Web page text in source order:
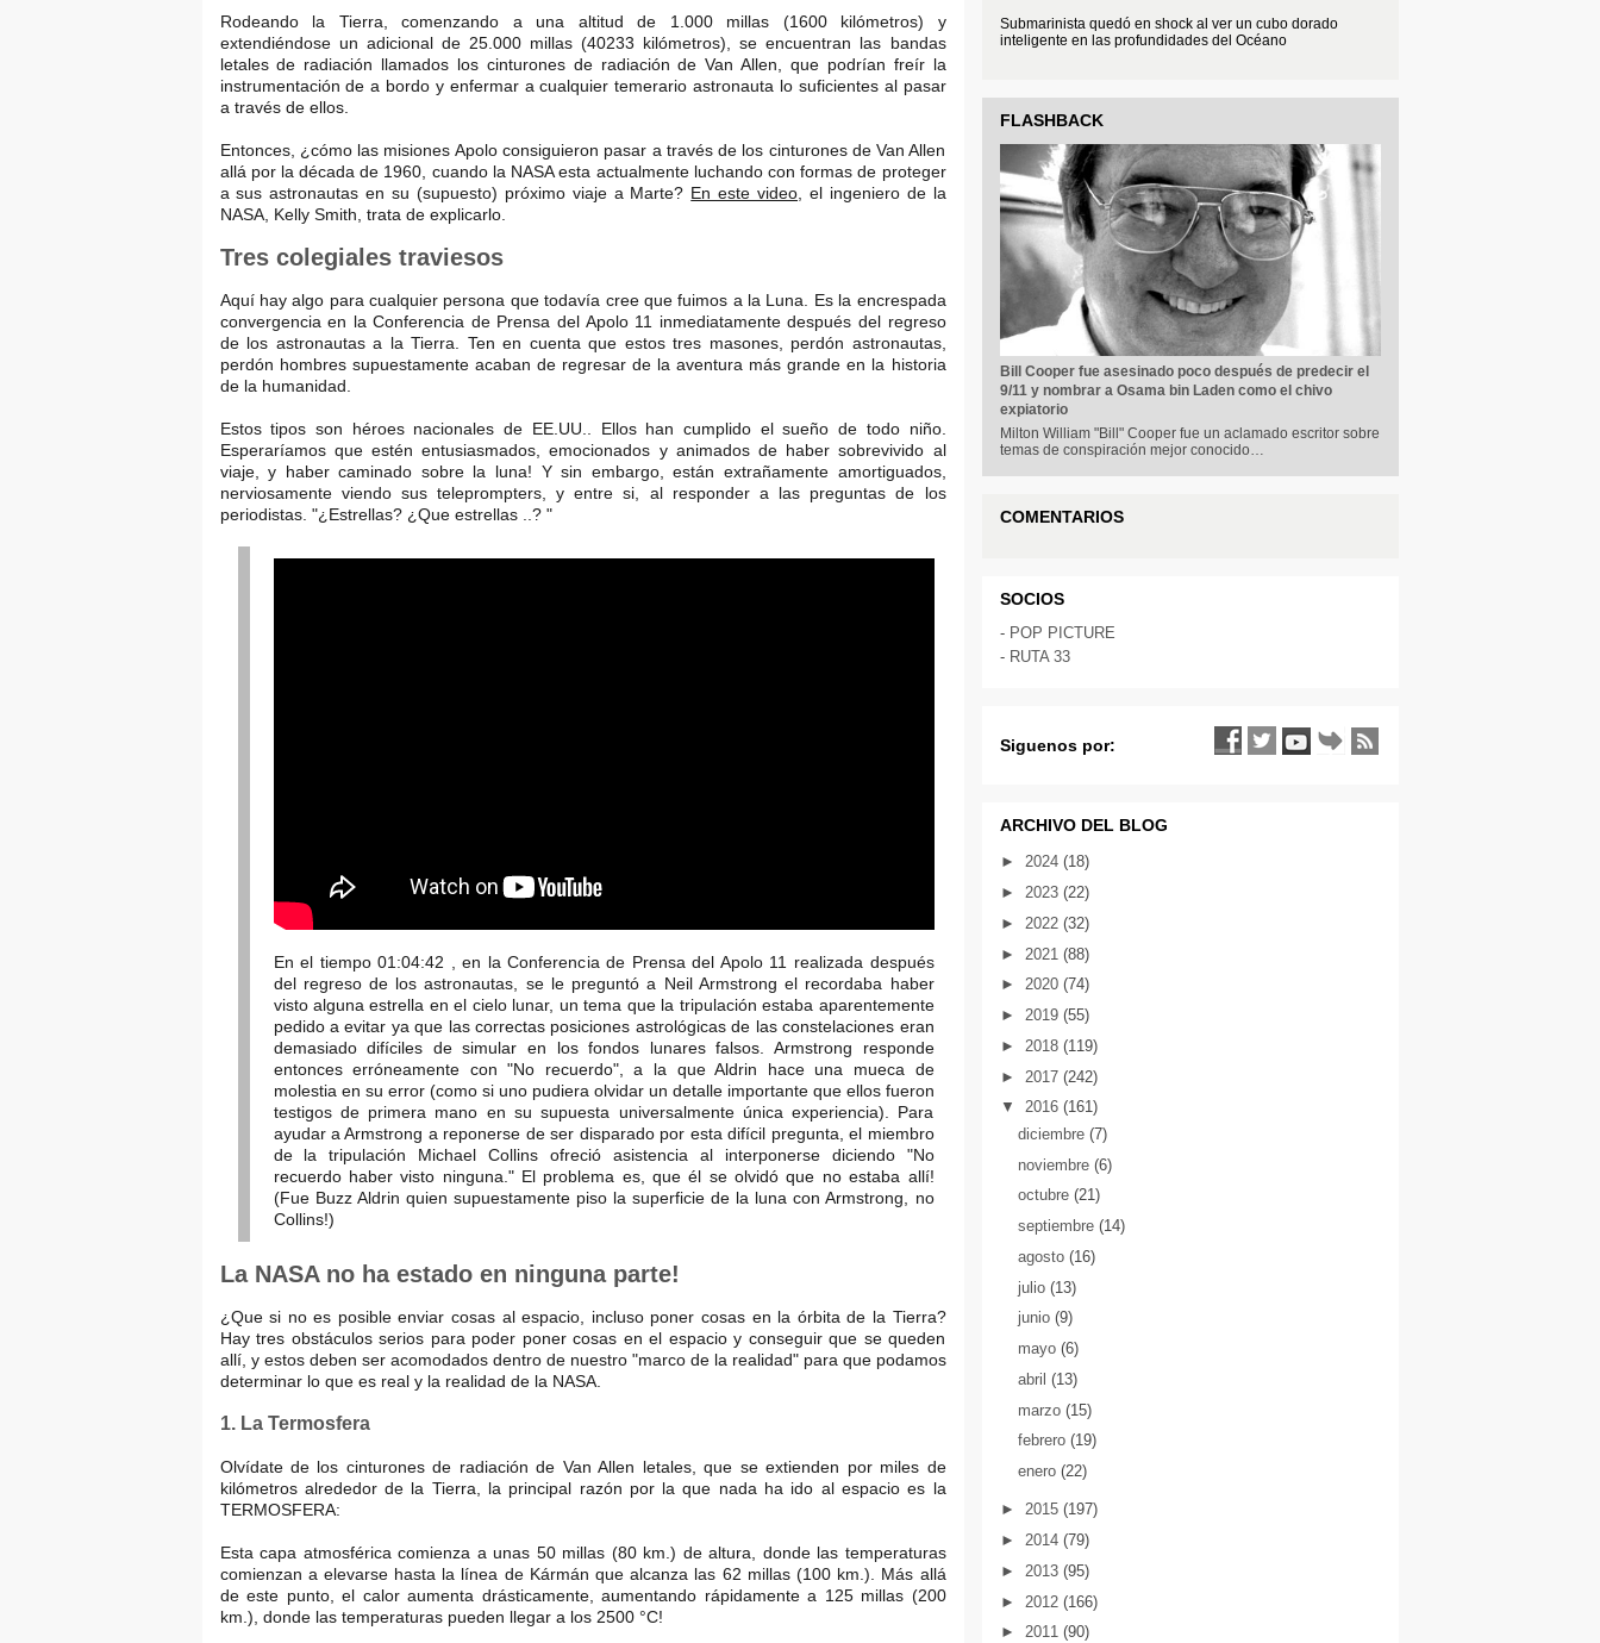
Rodeando la Tierra, comenzando a una altitud de 1.000 millas (1600 kilómetros) y
extendiéndose un adicional de 25.000 millas (40233 kilómetros), se encuentran las bandas
letales de radiación llamados los cinturones de radiación de Van Allen, que podrían freír la
instrumentación de a bordo y enfermar a cualquier temerario astronauta lo suficientes al pasar
a través de ellos.
Entonces, ¿cómo las misiones Apolo consiguieron pasar a través de los cinturones de Van Allen
allá por la década de 1960, cuando la NASA esta actualmente luchando con formas de proteger
a sus astronautas en su (supuesto) próximo viaje a Marte? En este video , el ingeniero de la
NASA, Kelly Smith, trata de explicarlo.
Tres colegiales traviesos
Aquí hay algo para cualquier persona que todavía cree que fuimos a la Luna. Es la encrespada
convergencia en la Conferencia de Prensa del Apolo 11 inmediatamente después del regreso
de los astronautas a la Tierra. Ten en cuenta que estos tres masones, perdón astronautas,
perdón hombres supuestamente acaban de regresar de la aventura más grande en la historia
de la humanidad.
Estos tipos son héroes nacionales de EE.UU.. Ellos han cumplido el sueño de todo niño.
Esperaríamos que estén entusiasmados, emocionados y animados de haber sobrevivido al
viaje, y haber caminado sobre la luna! Y sin embargo, están extrañamente amortiguados,
nerviosamente viendo sus teleprompters, y entre si, al responder a las preguntas de los
periodistas. "¿Estrellas? ¿Que estrellas ..? "
En el tiempo 01:04:42 , en la Conferencia de Prensa del Apolo 11 realizada después
del regreso de los astronautas, se le preguntó a Neil Armstrong el recordaba haber
visto alguna estrella en el cielo lunar, un tema que la tripulación estaba aparentemente
pedido a evitar ya que las correctas posiciones astrológicas de las constelaciones eran
demasiado difíciles de simular en los fondos lunares falsos. Armstrong responde
entonces erróneamente con "No recuerdo", a la que Aldrin hace una mueca de
molestia en su error (como si uno pudiera olvidar un detalle importante que ellos fueron
testigos de primera mano en su supuesta universalmente única experiencia). Para
ayudar a Armstrong a reponerse de ser disparado por esta difícil pregunta, el miembro
de la tripulación Michael Collins ofreció asistencia al interponerse diciendo "No
recuerdo haber visto ninguna." El problema es, que él se olvidó que no estaba allí!
(Fue Buzz Aldrin quien supuestamente piso la superficie de la luna con Armstrong, no
Collins!)
La NASA no ha estado en ninguna parte!
¿Que si no es posible enviar cosas al espacio, incluso poner cosas en la órbita de la Tierra?
Hay tres obstáculos serios para poder poner cosas en el espacio y conseguir que se queden
allí, y estos deben ser acomodados dentro de nuestro "marco de la realidad" para que podamos
determinar lo que es real y la realidad de la NASA.
1. La Termosfera
Olvídate de los cinturones de radiación de Van Allen letales, que se extienden por miles de
kilómetros alrededor de la Tierra, la principal razón por la que nada ha ido al espacio es la
TERMOSFERA:
Esta capa atmosférica comienza a unas 50 millas (80 km.) de altura, donde las temperaturas
comienzan a elevarse hasta la línea de Kármán que alcanza las 62 millas (100 km.). Más allá
de este punto, el calor aumenta drásticamente, aumentando rápidamente a 125 millas (200
km.), donde las temperaturas pueden llegar a los 2500 °C!
Submarinista quedó en shock al ver un cubo dorado
inteligente en las profundidades del Océano
FLASHBACK
Bill Cooper fue asesinado poco después de predecir el
9/11 y nombrar a Osama bin Laden como el chivo
expiatorio
Milton William "Bill" Cooper fue un aclamado escritor sobre
temas de conspiración mejor conocido…
COMENTARIOS
SOCIOS
- POP PICTURE
- RUTA 33
Siguenos por:
ARCHIVO DEL BLOG
► 2024 (18)
► 2023 (22)
► 2022 (32)
► 2021 (88)
► 2020 (74)
► 2019 (55)
► 2018 (119)
► 2017 (242)
▼ 2016 (161)
diciembre(7)
noviembre(6)
octubre(21)
septiembre(14)
agosto(16)
julio(13)
junio(9)
mayo(6)
abril(13)
marzo(15)
febrero(19)
enero(22)
► 2015 (197)
► 2014 (79)
► 2013 (95)
► 2012 (166)
► 2011 (90)